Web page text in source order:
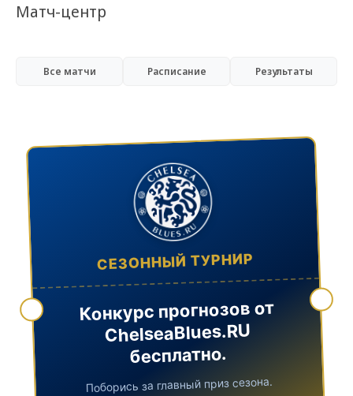
Матч-центр
Все матчи Расписание Результаты
СЕЗОННЫЙ ТУРНИР
Конкурс прогнозов от
ChelseaBlues.RU
бесплатно.
Поборись за главный приз сезона.